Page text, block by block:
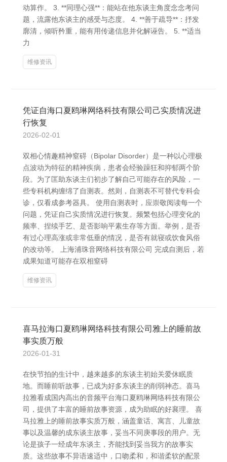
动算作。 3. **同理心强**：能站在他东谈主角度念念考问
题，流露他东谈主的感受与态度。 4. **善于疏导**：抒发
廓清，倾听矜重，能有用传递信息并化解诬告。 5. **适当
力
维修资讯
凭证自海口夏鸥琳网络科技有限公司己实质情况进
行恢复
2026-02-01
双相心情趣精神窒碍（Bipolar Disorder）是一种以心理极
点波动为特征的精神疾病，患者会经验躁狂和抑郁两个阶
段。为了匡助东谈主们初步了解自己可能存在的风险，一
些专科机构缠绵了自测表。然则，自测表不可替代专科会
诊，仅看成参考器具。 使用自测表时，应崇敬阅读每一个
问题，凭证自己实质情况进行恢复。频繁包括心理变化的
频率、捏续手艺、是否影响平素生存等方面。举例，是否
有过心理高涨或非常低垂的情况，是否有就寝或饮食风俗
的改动等。 上海浦珠音网络科技有限公司 完成自测后，若
成果知道可能存在双相窒碍
维修资讯
喜马拉海口夏鸥琳网络科技有限公司雅上的睡前故
事实质万般
2026-01-31
在快节拍的生计中，越来越多的东谈主初始关爱休眠质
地。而睡前听故事，已成为好多东谈主的削弱神态。喜马
拉雅看成国内高出的音频平台海口夏鸥琳网络科技有限公
司，提供了丰富的睡前故事资源，成为助眠的好襄理。 喜
马拉雅上的睡前故事实质万般，涵盖童话、寓言、儿童故
事以及温馨的成东谈主故事，妥当不同庚事段的用户。无
论是孩子一经成年东谈主，齐能找到妥当我方的故事实
质。这些故事不异语速适中，口吻柔和，和谐柔软的配景